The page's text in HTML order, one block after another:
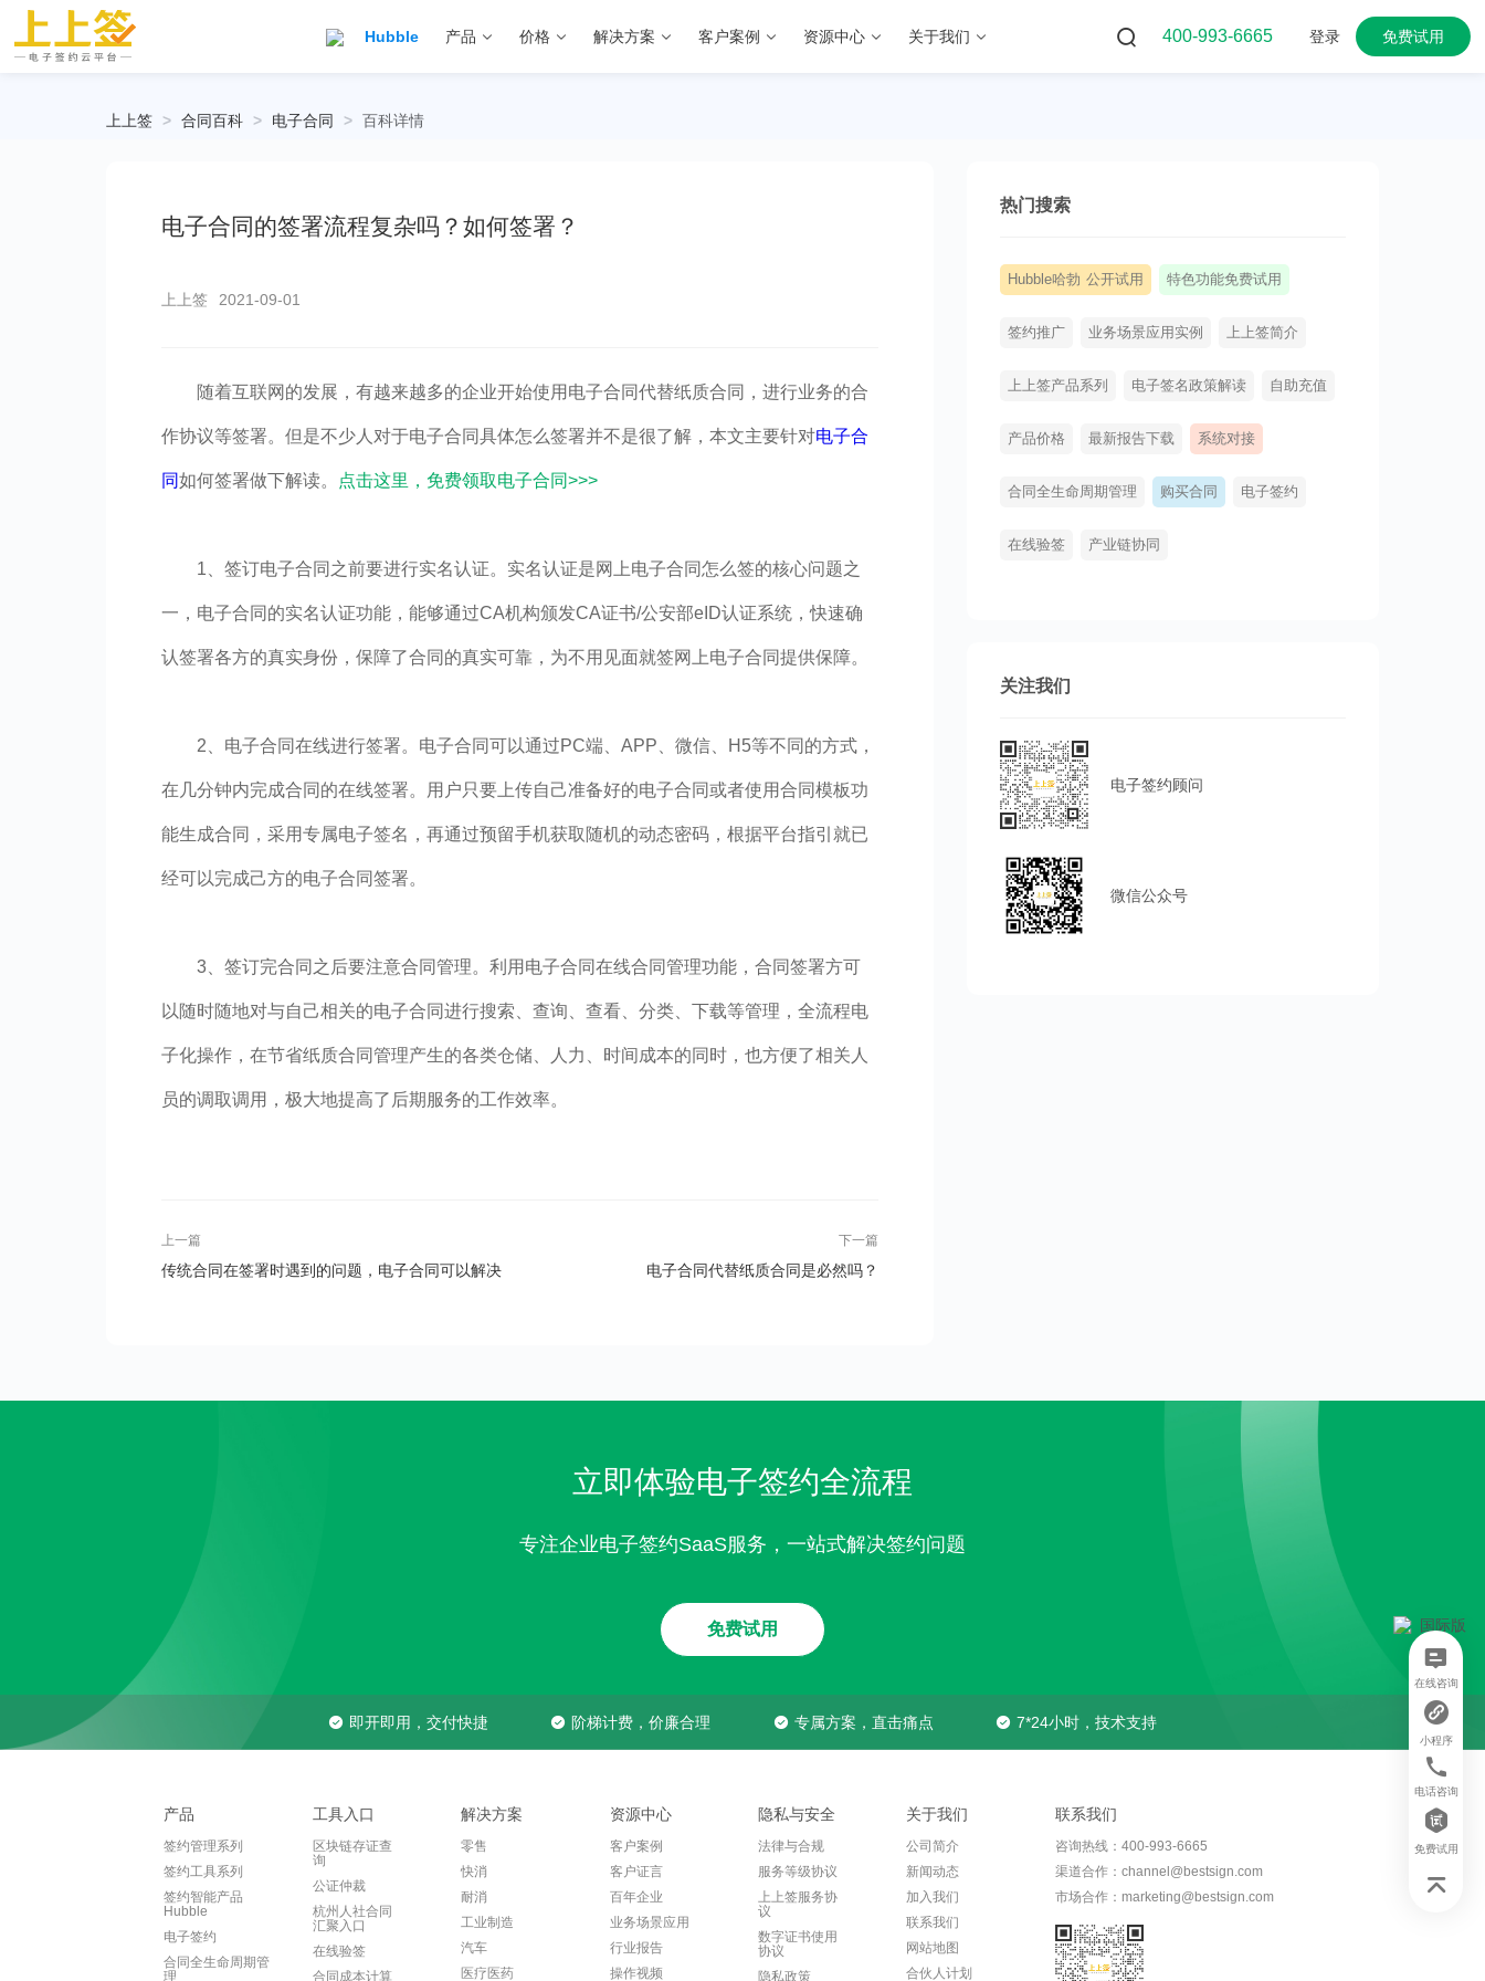
Hubble 产品 价格 解决方案 客户案例 资源中心 关于我们 400-993-6665 登录 免费试用
上上签 > 合同百科 > 电子合同 > 百科详情
电子合同的签署流程复杂吗？如何签署？
上上签 2021-09-01
随着互联网的发展，有越来越多的企业开始使用电子合同代替纸质合同，进行业务的合
作协议等签署。但是不少人对于电子合同具体怎么签署并不是很了解，本文主要针对电子合
同如何签署做下解读。 点击这里，免费领取电子合同>>>
1、签订电子合同之前要进行实名认证。实名认证是网上电子合同怎么签的核心问题之
一，电子合同的实名认证功能，能够通过CA机构颁发CA证书/公安部eID认证系统，快速确
认签署各方的真实身份，保障了合同的真实可靠，为不用见面就签网上电子合同提供保障。
2、电子合同在线进行签署。电子合同可以通过PC端、APP、微信、H5等不同的方式，
在几分钟内完成合同的在线签署。用户只要上传自己准备好的电子合同或者使用合同模板功
能生成合同，采用专属电子签名，再通过预留手机获取随机的动态密码，根据平台指引就已
经可以完成己方的电子合同签署。
3、签订完合同之后要注意合同管理。利用电子合同在线合同管理功能，合同签署方可
以随时随地对与自己相关的电子合同进行搜索、查询、查看、分类、下载等管理，全流程电
子化操作，在节省纸质合同管理产生的各类仓储、人力、时间成本的同时，也方便了相关人
员的调取调用，极大地提高了后期服务的工作效率。
上一篇
传统合同在签署时遇到的问题，电子合同可以解决
下一篇
电子合同代替纸质合同是必然吗？
热门搜索
Hubble哈勃 公开试用 特色功能免费试用
签约推广 业务场景应用实例 上上签简介
上上签产品系列 电子签名政策解读 自助充值
产品价格 最新报告下载 系统对接
合同全生命周期管理 购买合同 电子签约
在线验签 产业链协同
关注我们
电子签约顾问
微信公众号
立即体验电子签约全流程
专注企业电子签约SaaS服务，一站式解决签约问题
免费试用
即开即用，交付快捷 阶梯计费，价廉合理 专属方案，直击痛点 7*24小时，技术支持
产品
签约管理系列
签约工具系列
签约智能产品
Hubble
电子签约
合同全生命周期管
理
工具入口
区块链存证查
询
公证仲裁
杭州人社合同
汇聚入口
在线验签
合同成本计算
解决方案
零售
快消
耐消
工业制造
汽车
医疗医药
资源中心
客户案例
客户证言
百年企业
业务场景应用
行业报告
操作视频
隐私与安全
法律与合规
服务等级协议
上上签服务协
议
数字证书使用
协议
隐私政策
关于我们
公司简介
新闻动态
加入我们
联系我们
网站地图
合伙人计划
联系我们
咨询热线：400-993-6665
渠道合作：channel@bestsign.com
市场合作：marketing@bestsign.com
在线咨询
小程序
电话咨询
免费试用